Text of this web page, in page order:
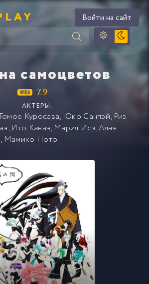
Войти на сайт
самоцветов
7.9
АКТЕРЫ:
Куросава, Юко Санпэй, Риэ
, Ито Канаэ, Мария Исэ,Аянэ
, Мамико Ното